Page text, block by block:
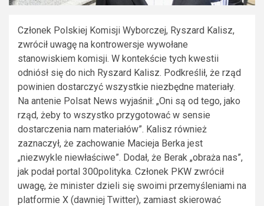
Członek Polskiej Komisji Wyborczej, Ryszard Kalisz,
zwrócił uwagę na kontrowersje wywołane
stanowiskiem komisji. W kontekście tych kwestii
odniósł się do nich Ryszard Kalisz. Podkreślił, że rząd
powinien dostarczyć wszystkie niezbędne materiały.
Na antenie Polsat News wyjaśnił: „Oni są od tego, jako
rząd, żeby to wszystko przygotować w sensie
dostarczenia nam materiałów”. Kalisz również
zaznaczył, że zachowanie Macieja Berka jest
„niezwykle niewłaściwe”. Dodał, że Berak „obraża nas”,
jak podał portal 300polityka. Członek PKW zwrócił
uwagę, że minister dzieli się swoimi przemyśleniami na
platformie X (dawniej Twitter), zamiast skierować